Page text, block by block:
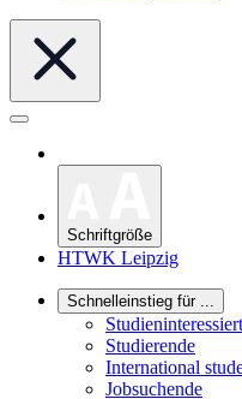
Schriftgröße
HTWK Leipzig
Schnelleinstieg für ...
Studierende
International
Jobsuchende